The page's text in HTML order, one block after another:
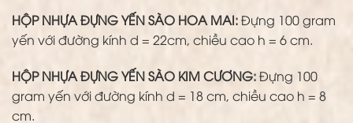
HỘP NHỰA ĐỰNG YẾN SÀO HOA MAI:Đựng 100 gram
yến với đường kính d = 22cm, chiều cao h = 6 cm.
HỘP NHỰA ĐỰNG YẾN SÀO KIM CƯƠNG:Đựng 100
gram yến với đường kính d = 18 cm, chiều cao h = 8
cm.